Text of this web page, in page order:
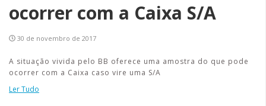
ocorrer com a Caixa S/A
30 de novembro de 2017
A situação vivida pelo BB oferece uma amostra do que pode
ocorrer com a Caixa caso vire uma S/A
Ler Tudo